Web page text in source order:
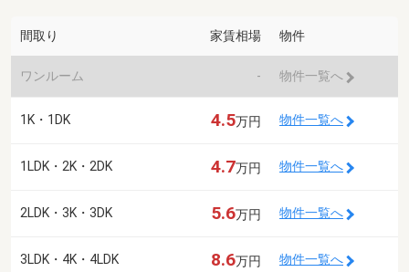
間取り 家賃相場 物件
ワンルーム - 物件一覧へ
1K・1DK 4.5万円 物件一覧へ
1LDK・2K・2DK 4.7万円 物件一覧へ
2LDK・3K・3DK 5.6万円 物件一覧へ
3LDK・4K・4LDK 8.6万円 物件一覧へ